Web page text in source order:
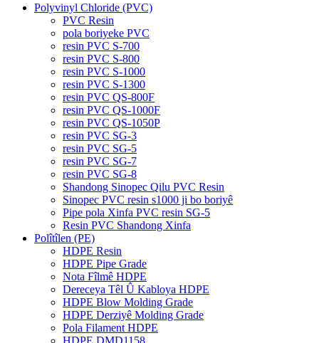
Polyvinyl Chloride (PVC)
PVC Resin
pola boriyeke PVC
resin PVC S-700
resin PVC S-800
resin PVC S-1000
resin PVC S-1300
resin PVC QS-800F
resin PVC QS-1000F
resin PVC QS-1050P
resin PVC SG-3
resin PVC SG-5
resin PVC SG-7
resin PVC SG-8
Shandong Sinopec Qilu PVC Resin
Sinopec PVC resin s1000 ji bo boriyê
Pipe pola Xinfa PVC resin SG-5
Resin PVC Shandong Xinfa
Polîtîlen (PE)
HDPE Resin
HDPE Pipe Grade
Nota Fîlmê HDPE
Dereceya Têl Û Kabloya HDPE
HDPE Blow Molding Grade
HDPE Derziyê Molding Grade
Pola Filament HDPE
HDPE DMD1158